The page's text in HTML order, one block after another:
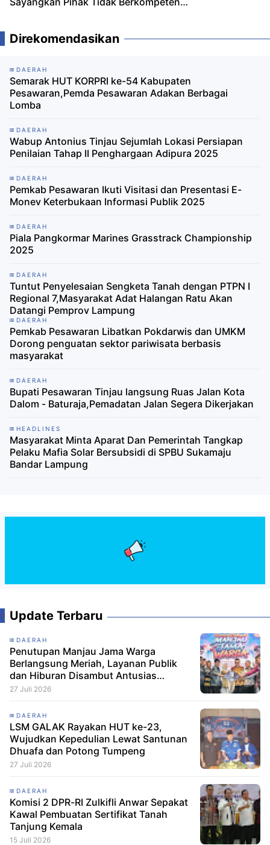
Direkomendasikan
DAERAH
Semarak HUT KORPRI ke-54 Kabupaten
Pesawaran,Pemda Pesawaran Adakan Berbagai
Lomba
DAERAH
Wabup Antonius Tinjau Sejumlah Lokasi Persiapan
Penilaian Tahap II Penghargaan Adipura 2025
DAERAH
Pemkab Pesawaran Ikuti Visitasi dan Presentasi E-
Monev Keterbukaan Informasi Publik 2025
DAERAH
Piala Pangkormar Marines Grasstrack Championship
2025
DAERAH
Tuntut Penyelesaian Sengketa Tanah dengan PTPN I
Regional 7,Masyarakat Adat Halangan Ratu Akan
Datangi Pemprov Lampung
DAERAH
Pemkab Pesawaran Libatkan Pokdarwis dan UMKM
Dorong penguatan sektor pariwisata berbasis
masyarakat
DAERAH
Bupati Pesawaran Tinjau langsung Ruas Jalan Kota
Dalom - Baturaja,Pemadatan Jalan Segera Dikerjakan
HEADLINES
Masyarakat Minta Aparat Dan Pemerintah Tangkap
Pelaku Mafia Solar Bersubsidi di SPBU Sukamaju
Bandar Lampung
Update Terbaru
DAERAH
Penutupan Manjau Jama Warga
Berlangsung Meriah, Layanan Publik
dan Hiburan Disambut Antusias
Masyarakat
27 Juli 2026
DAERAH
LSM GALAK Rayakan HUT ke-23,
Wujudkan Kepedulian Lewat Santunan
Dhuafa dan Potong Tumpeng
27 Juli 2026
DAERAH
Komisi 2 DPR-RI Zulkifli Anwar Sepakat
Kawal Pembuatan Sertifikat Tanah
Tanjung Kemala
15 Juli 2026